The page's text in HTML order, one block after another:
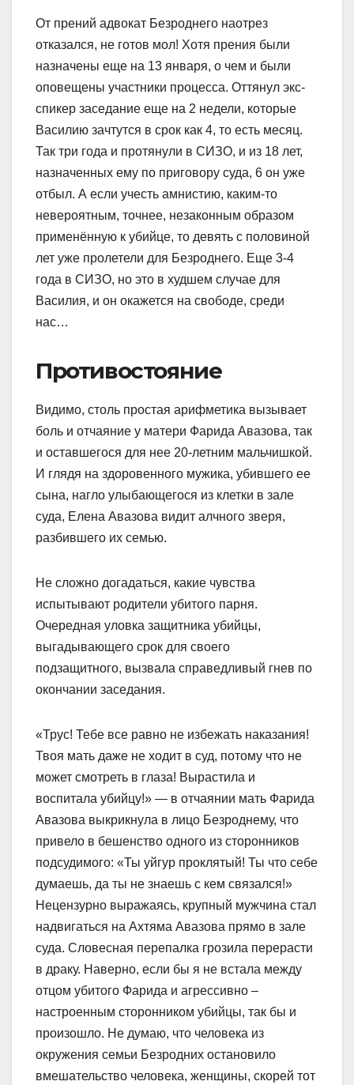
От прений адвокат Безроднего наотрез
отказался, не готов мол! Хотя прения были
назначены еще на 13 января, о чем и были
оповещены участники процесса. Оттянул экс-
спикер заседание еще на 2 недели, которые
Василию зачтутся в срок как 4, то есть месяц.
Так три года и протянули в СИЗО, и из 18 лет,
назначенных ему по приговору суда, 6 он уже
отбыл. А если учесть амнистию, каким-то
невероятным, точнее, незаконным образом
применённую к убийце, то девять с половиной
лет уже пролетели для Безроднего. Еще 3-4
года в СИЗО, но это в худшем случае для
Василия, и он окажется на свободе, среди
нас…
Противостояние
Видимо, столь простая арифметика вызывает
боль и отчаяние у матери Фарида Авазова, так
и оставшегося для нее 20-летним мальчишкой.
И глядя на здоровенного мужика, убившего ее
сына, нагло улыбающегося из клетки в зале
суда, Елена Авазова видит алчного зверя,
разбившего их семью.
Не сложно догадаться, какие чувства
испытывают родители убитого парня.
Очередная уловка защитника убийцы,
выгадывающего срок для своего
подзащитного, вызвала справедливый гнев по
окончании заседания.
«Трус! Тебе все равно не избежать наказания!
Твоя мать даже не ходит в суд, потому что не
может смотреть в глаза! Вырастила и
воспитала убийцу!» — в отчаянии мать Фарида
Авазова выкрикнула в лицо Безроднему, что
привело в бешенство одного из сторонников
подсудимого: «Ты уйгур проклятый! Ты что себе
думаешь, да ты не знаешь с кем связался!»
Нецензурно выражаясь, крупный мужчина стал
надвигаться на Ахтяма Авазова прямо в зале
суда. Словесная перепалка грозила перерасти
в драку. Наверно, если бы я не встала между
отцом убитого Фарида и агрессивно –
настроенным сторонником убийцы, так бы и
произошло. Не думаю, что человека из
окружения семьи Безродних остановило
вмешательство человека, женщины, скорей тот